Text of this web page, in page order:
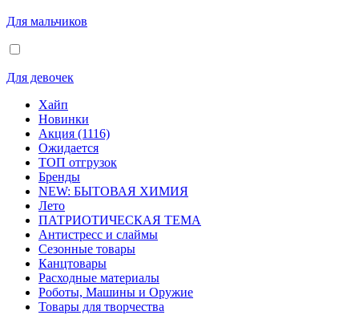
Для мальчиков
Для девочек
Хайп
Новинки
Акция (1116)
Ожидается
ТОП отгрузок
Бренды
NEW: БЫТОВАЯ ХИМИЯ
Лето
ПАТРИОТИЧЕСКАЯ ТЕМА
Антистресс и слаймы
Сезонные товары
Канцтовары
Расходные материалы
Роботы, Машины и Оружие
Товары для творчества